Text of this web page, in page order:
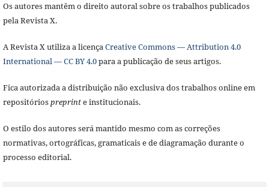
Os autores mantêm o direito autoral sobre os trabalhos publicados
pela Revista X.
A Revista X utiliza a licençaCreative Commons — Attribution 4.0
International — CC BY 4.0para a publicação de seus artigos.
Fica autorizada a distribuição não exclusiva dos trabalhos online em
repositóriospreprinte institucionais.
O estilo dos autores será mantido mesmo com as correções
normativas, ortográficas, gramaticais e de diagramação durante o
processo editorial.